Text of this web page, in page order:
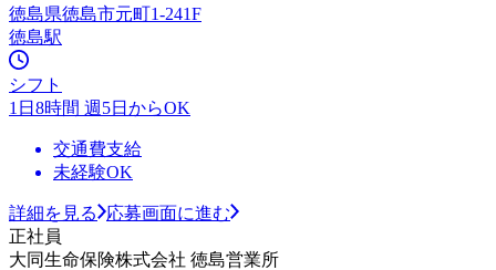
徳島県徳島市元町1-241F
徳島駅
シフト
1日8時間 週5日からOK
交通費支給
未経験OK
詳細を見る
応募画面に進む
正社員
大同生命保険株式会社 徳島営業所